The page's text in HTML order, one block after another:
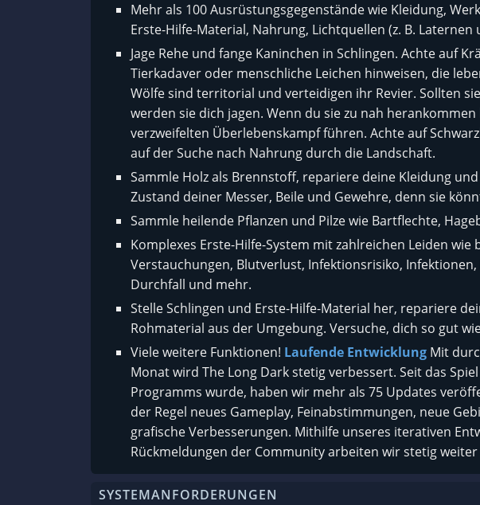
Mehr als 100 Ausrüstungsgegenstände wie Kleidung,
Erste-Hilfe-Material, Nahrung, Lichtquellen (z. B.
Jage Rehe und fange Kaninchen in Schlingen. Achte auf
Tierkadaver oder menschliche Leichen hinweisen, die
Wölfe sind territorial und verteidigen ihr Revier. Sollten
werden sie dich jagen. Wenn du sie zu nah
verzweifelten Überlebenskampf führen. Achte auf
auf der Suche nach Nahrung durch die Landschaft.
Sammle Holz als Brennstoff, repariere deine Kleidung
Zustand deiner Messer, Beile und Gewehre, denn sie
Sammle heilende Pflanzen und Pilze wie Bartflechte,
Komplexes Erste-Hilfe-System mit zahlreichen Leiden wie
Verstauchungen, Blutverlust, Infektionsrisiko,
Durchfall und mehr.
Stelle Schlingen und Erste-Hilfe-Material her, repariere
Rohmaterial aus der Umgebung. Versuche, dich so gut
Viele weitere Funktionen! Laufende Entwicklung Mit
Monat wird The Long Dark stetig verbessert. Seit das Spiel
Programms wurde, haben wir mehr als 75 Updates
der Regel neues Gameplay, Feinabstimmungen, neue
grafische Verbesserungen. Mithilfe unseres iterativen
Rückmeldungen der Community arbeiten wir stetig weiter
SYSTEMANFORDERUNGEN